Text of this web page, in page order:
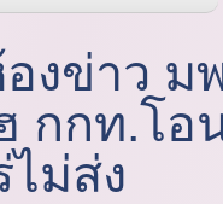
งข่าว ม
กกท.โ
ม่ส่ง